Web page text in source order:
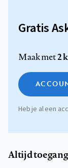
Gratis
Maak met2
Heb je al een
Altijd